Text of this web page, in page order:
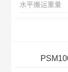
水平搬运重量